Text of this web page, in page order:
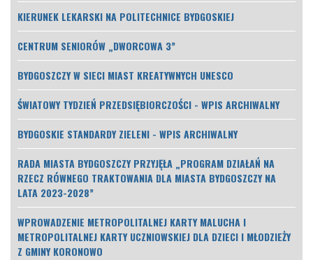
KIERUNEK LEKARSKI NA POLITECHNICE BYDGOSKIEJ
CENTRUM SENIORÓW „DWORCOWA 3”
BYDGOSZCZY W SIECI MIAST KREATYWNYCH UNESCO
ŚWIATOWY TYDZIEŃ PRZEDSIĘBIORCZOŚCI - WPIS ARCHIWALNY
BYDGOSKIE STANDARDY ZIELENI - WPIS ARCHIWALNY
RADA MIASTA BYDGOSZCZY PRZYJĘŁA „PROGRAM DZIAŁAŃ NA
RZECZ RÓWNEGO TRAKTOWANIA DLA MIASTA BYDGOSZCZY NA
LATA 2023-2028”
WPROWADZENIE METROPOLITALNEJ KARTY MALUCHA I
METROPOLITALNEJ KARTY UCZNIOWSKIEJ DLA DZIECI I MŁODZIEŻY
Z GMINY KORONOWO